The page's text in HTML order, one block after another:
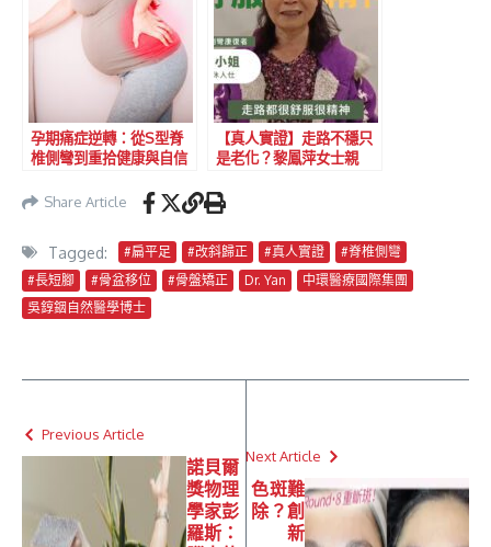
孕期痛症逆轉：從S型脊
椎側彎到重拾健康與自信
【真人實證】走路不穩只
是老化？黎鳳萍女士親
活品質倍增！
Share Article
Tagged: #扁平足 #改斜歸正 #真人實證
#脊椎側彎
#長短腳
#骨盆移位 #骨盤矯正 Dr. Yan
中環醫療國際集團
吳錞銦自然醫學博士
Previous Article
諾貝爾
獎物理
學家彭
羅斯：
Next Article
色斑難
除？創
新